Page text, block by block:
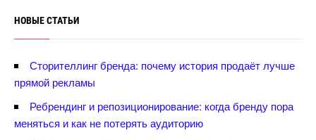
НОВЫЕ СТАТЬИ
Сторителлинг бренда: почему история продаёт лучше
прямой рекламы
Ребрендинг и репозиционирование: когда бренду пора
меняться и как не потерять аудиторию